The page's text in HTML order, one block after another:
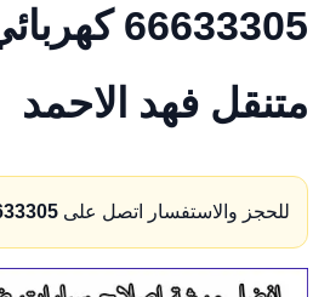
66633305
متنقل فهد الاحمد
للحجز والاستفسار اتصل على